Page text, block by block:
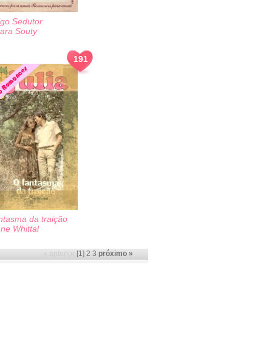
Sedutor
Souty
191
da traição
Whittal
« anterior [1] 2 3 próximo »